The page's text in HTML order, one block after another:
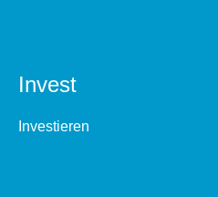
Invest
Investieren